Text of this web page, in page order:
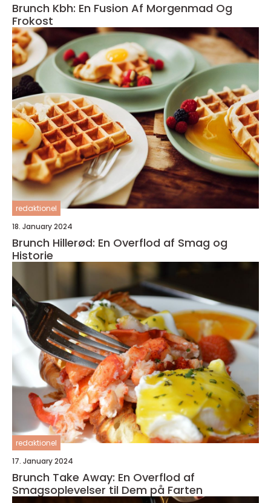
Brunch Kbh: En Fusion Af Morgenmad Og
Frokost
redaktionel
18. January 2024
Brunch Hillerød: En Overflod af Smag og
Historie
redaktionel
17. January 2024
Brunch Take Away: En Overflod af
Smagsoplevelser til Dem på Farten